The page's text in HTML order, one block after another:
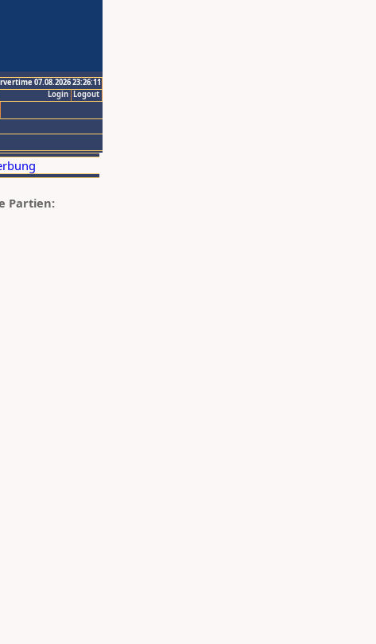
07.08.2026 23:26:11
Logout
Login
Partien: